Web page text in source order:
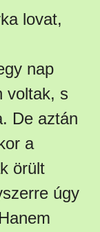
lovat,
nap
voltak, s
De aztán
a
örült
úgy